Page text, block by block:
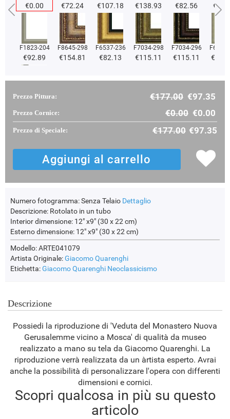
€0.00 €72.24 €107.18 €138.93 €82.56
F1823-204
€92.89
F8645-298
€154.81
F6537-236
€82.13
F7034-298
€115.11
F7034-296
€115.11
F2833-204
€98.44
Prezzo Pittura: €177.00 €97.35
Prezzo Cornice: €0.00 €0.00
Prezzo di Speciale: €177.00 €97.35
Numero fotogramma:Senza Telaio Dettaglio
Descrizione: Rotolato in un tubo
Interior dimensione: 12" x9" (30 x 22 cm)
Esterno dimensione: 12" x9" (30 x 22 cm)
Modello: ARTE041079
Artista Originale:Giacomo Quarenghi
Etichetta:Giacomo Quarenghi Neoclassicismo
Descrizione
Possiedi la riproduzione di 'Veduta del Monastero Nuova
Gerusalemme vicino a Mosca' di qualità da museo
realizzato a mano su tela da Giacomo Quarenghi. La
riproduzione verrà realizzata da un àrtista esperto. Avrai
anche la possibilità di personalizzare l'opera con differenti
dimensioni e cornici.
Scopri qualcosa in più su questo
articolo